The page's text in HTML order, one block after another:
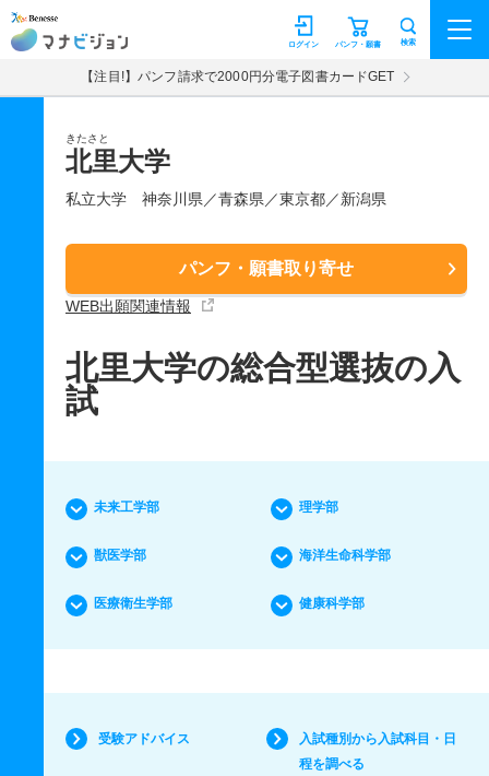
マナビジョン パンフ・願書
ログイン 検索
【注目!】パンフ請求で2000円分電子図書カードGET
きたさと
北里大学
私立大学 神奈川県／青森県／東京都／新潟県
パンフ・願書取り寄せ
WEB出願関連情報
北里大学の総合型選抜の入
試
未来工学部 理学部
獣医学部 海洋生命科学部
医療衛生学部 健康科学部
受験アドバイス
入試種別から入試科目・日
程を調べる